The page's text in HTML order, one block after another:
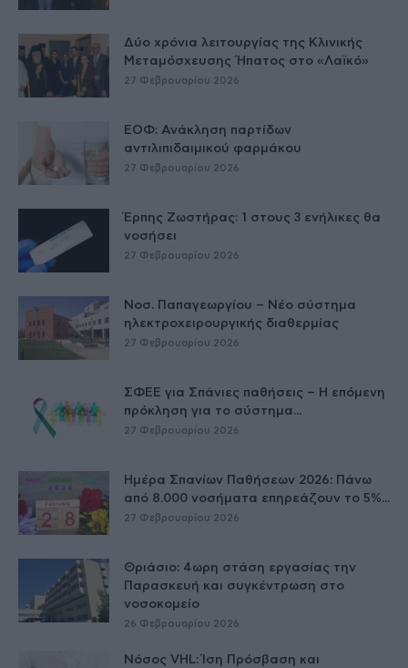
Δύο χρόνια λειτουργίας της Κλινικής
Μεταμόσχευσης Ήπατος στο «Λαϊκό»
27 Φεβρουαρίου 2026
ΕΟΦ: Ανάκληση παρτίδων
αντιλιπιδαιμικού φαρμάκου
27 Φεβρουαρίου 2026
Έρπης Ζωστήρας: 1 στους 3 ενήλικες θα
νοσήσει
27 Φεβρουαρίου 2026
Νοσ. Παπαγεωργίου – Νέο σύστημα
ηλεκτροχειρουργικής διαθερμίας
27 Φεβρουαρίου 2026
ΣΦΕΕ για Σπάνιες παθήσεις – Η επόμενη
πρόκληση για το σύστημα...
27 Φεβρουαρίου 2026
Ημέρα Σπανίων Παθήσεων 2026: Πάνω
από 8.000 νοσήματα επηρεάζουν το 5%...
27 Φεβρουαρίου 2026
Θριάσιο: 4ωρη στάση εργασίας την
Παρασκευή και συγκέντρωση στο
νοσοκομείο
26 Φεβρουαρίου 2026
Νόσος VHL: Ίση Πρόσβαση και